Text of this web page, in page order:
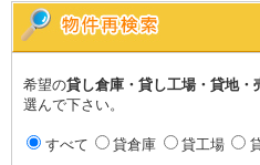
希望の貸し倉庫・貸し工場・貸地・
選んで下さい。
すべて 貸倉庫 貸工場